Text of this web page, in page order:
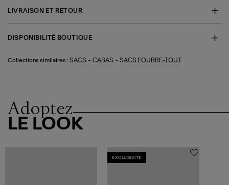
LIVRAISON ET RETOUR
DISPONIBILITÉ BOUTIQUE
Collections similaires : SACS -CABAS -SACS FOURRE-TOUT
Adoptez
LE LOOK
EXCLUSIVITÉ